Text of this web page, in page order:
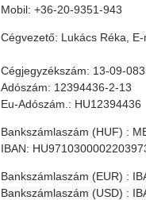
Mobil: +36-20-9351-943
Cégvezető: Lukács Réka,
Cégjegyzékszám: 13-09-
Adószám: 12394436-2-13
Eu-Adószám.: HU12394436
Bankszámlaszám (HUF) :
IBAN:
Bankszámlaszám (EUR) :
Bankszámlaszám (USD) :